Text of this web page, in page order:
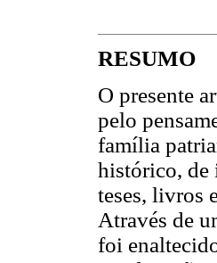
RESUMO
O presente
pelo
família
histórico, de
teses, livros
Através de
foi